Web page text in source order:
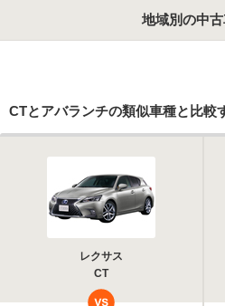
地域別の中
CTとアバランチの類似車種と比較
レクサス
CT